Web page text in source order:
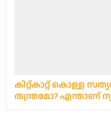
കിറ്റ്കാറ്റ് കൊള്ള
തന്ത്രമോ? എന്താണ്